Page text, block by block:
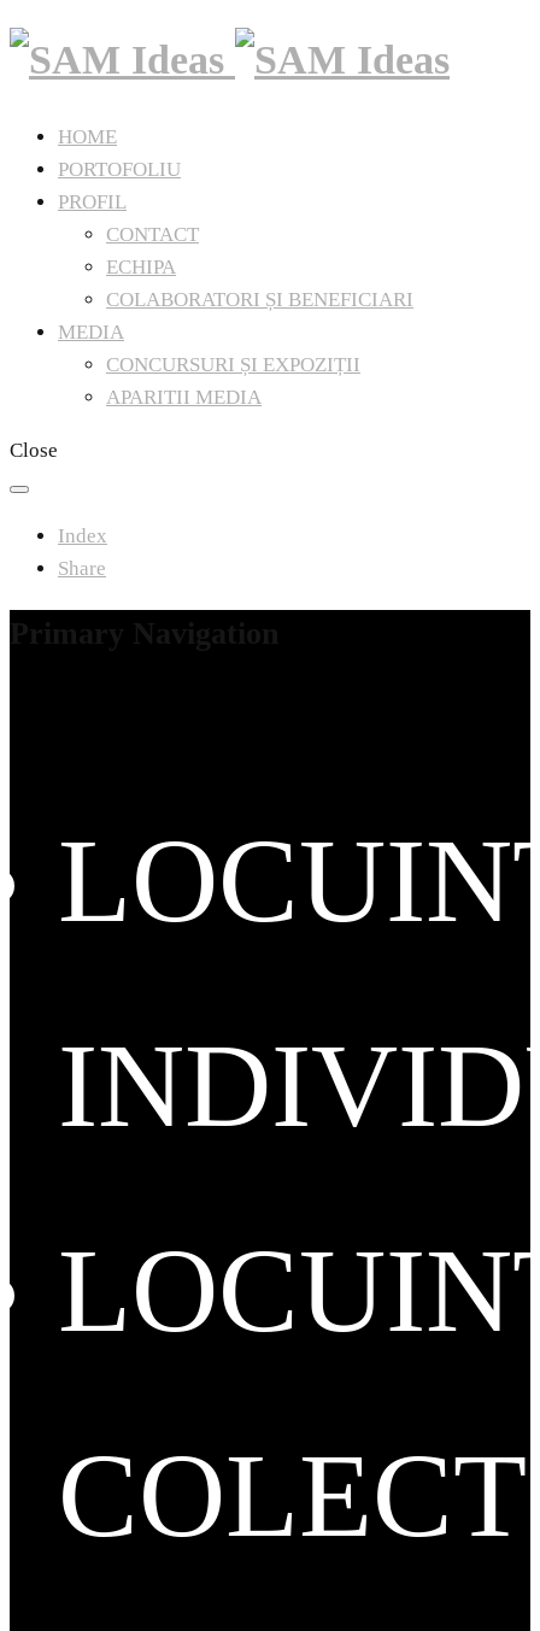
HOME
PORTOFOLIU
PROFIL
CONTACT
ECHIPA
COLABORATORI ȘI BENEFICIARI
MEDIA
CONCURSURI ȘI EXPOZIȚII
APARITII MEDIA
Close
Index
Share